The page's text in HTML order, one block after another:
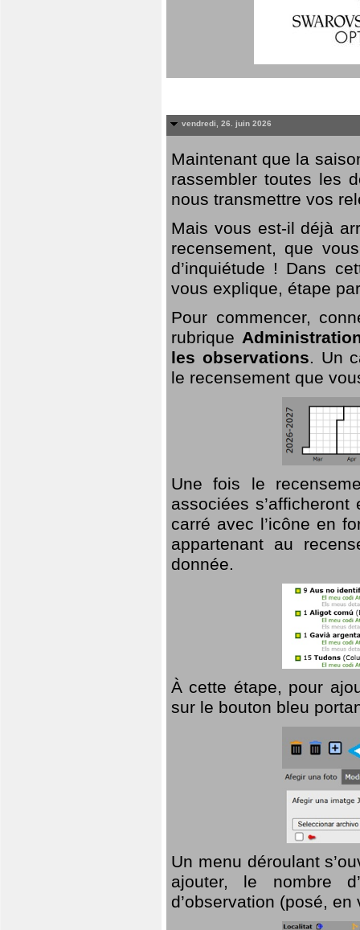
vendredi, 26. juin 2026
Maintenant que la
rassembler toutes les
nous transmettre vos
Mais vous est-il déjà
recensement, que
d’inquiétude ! Dans
vous explique, étape
Pour commencer,
rubrique
les observations. Un
le recensement que
Une fois le
associées
carré avec l’icône en
appartenant au
donnée.
À cette étape, pour
sur le bouton bleu
Un menu déroulant
ajouter, le nombre
d’observation (posé,